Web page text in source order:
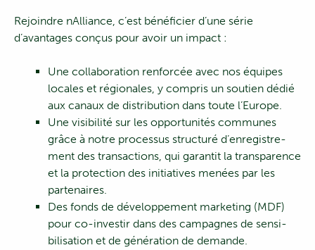
Rejoindre nAlliance, c’est bénéficier d’une série
d’avantages conçus pour avoir un impact :
Une collaboration renforcée avec nos équipes
locales et régionales, y compris un soutien dédié
aux canaux de distribution dans toute l’Europe.
Une visibilité sur les opportunités communes
grâce à notre processus structuré d’enregistre-
ment des transactions, qui garantit la transparence
et la protection des initiatives menées par les
partenaires.
Des fonds de développement marketing (MDF)
pour co-investir dans des campagnes de sensi-
bilisation et de génération de demande.